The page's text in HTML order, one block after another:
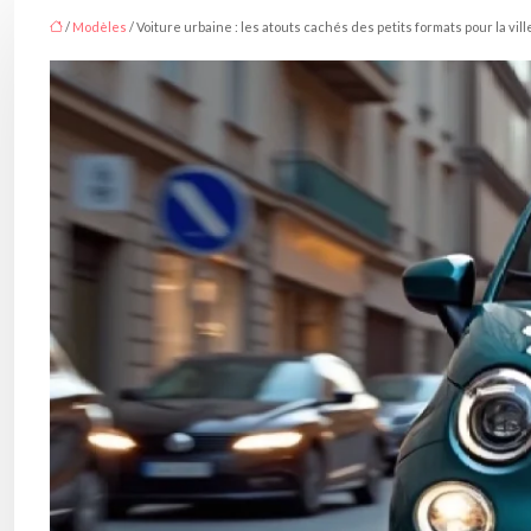
/ Modèles / Voiture urbaine : les atouts cachés des petits formats pour la